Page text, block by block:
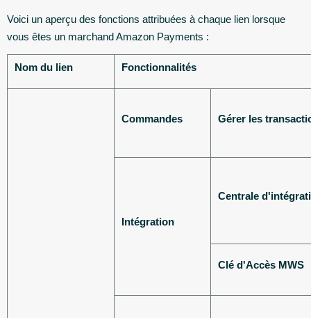
Voici un aperçu des fonctions attribuées à chaque lien lorsque
vous êtes un marchand Amazon Payments :
Nom du lien Fonctionnalités
Commandes Gérer les
Intégration
Centrale
Clé d'Accès MWS